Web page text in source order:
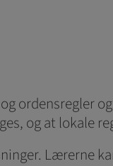
ordensregler
og at lokale
Lærerne
når denne færdes